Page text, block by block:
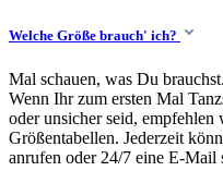
Welche Größe brauch' ich?
Mal schauen, was Du
Wenn Ihr zum ersten Mal
oder unsicher seid,
Größentabellen. Jederzeit
anrufen oder 24/7 eine E-Mail